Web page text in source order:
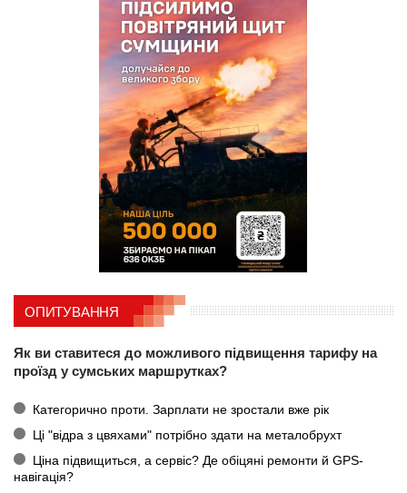
ОПИТУВАННЯ
Як ви ставитеся до можливого підвищення тарифу на
проїзд у сумських маршрутках?
Категорично проти. Зарплати не зростали вже рік
Ці "відра з цвяхами" потрібно здати на металобрухт
Ціна підвищиться, а сервіс? Де обіцяні ремонти й GPS-
навігація?